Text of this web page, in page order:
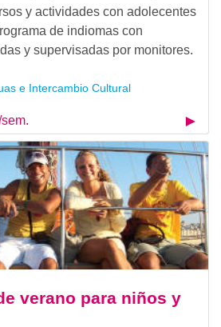
y actividades con adolecentes
de indiomas con
y supervisadas por monitores.
e Intercambio Cultural
verano para niños y